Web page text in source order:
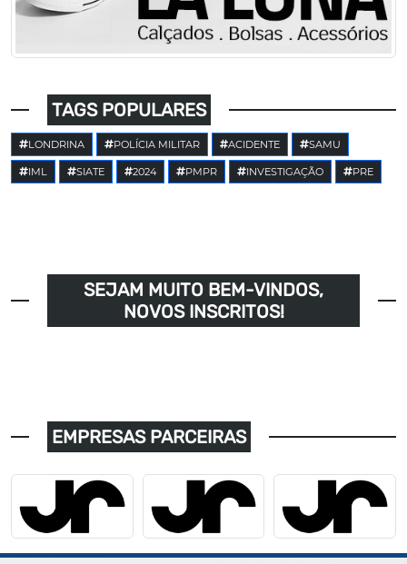
TAGS POPULARES
LONDRINA POLÍCIA MILITAR ACIDENTE SAMU
IML SIATE 2024 PMPR INVESTIGAÇÃO PRE
SEJAM MUITO BEM-VINDOS,
NOVOS INSCRITOS!
EMPRESAS PARCEIRAS